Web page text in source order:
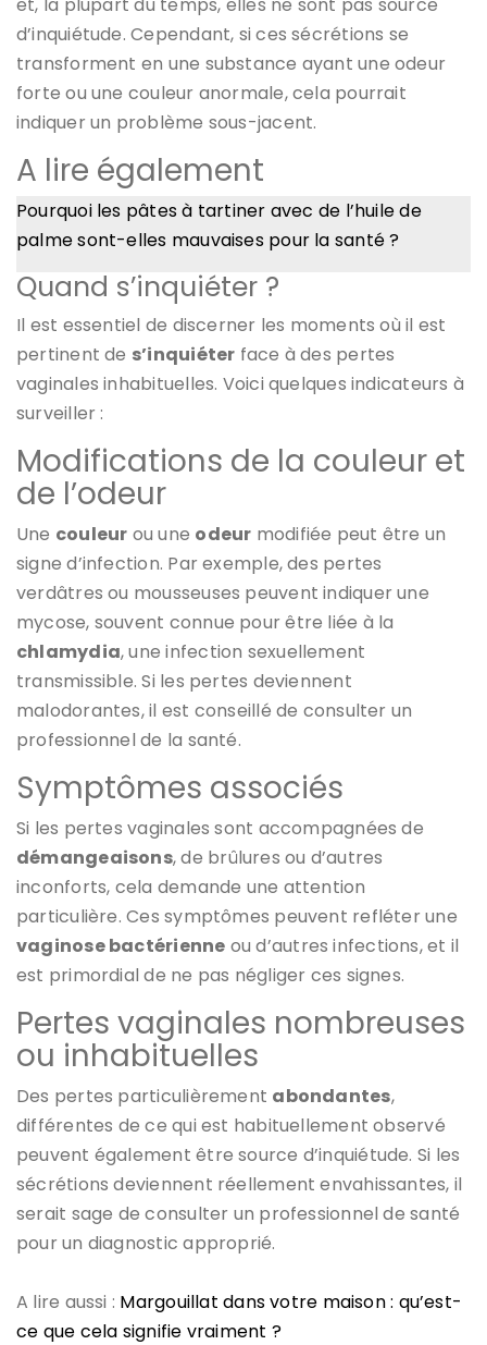
d’inquiétude. Cependant, si ces sécrétions se
transforment en une substance ayant une odeur
forte ou une couleur anormale, cela pourrait
indiquer un problème sous-jacent.
A lire également
Pourquoi les pâtes à tartiner avec de l’huile de
palme sont-elles mauvaises pour la santé ?
Quand s’inquiéter ?
Il est essentiel de discerner les moments où il est
pertinent de s’inquiéter face à des pertes
vaginales inhabituelles. Voici quelques indicateurs à
surveiller :
Modifications de la couleur et
de l’odeur
Une couleur ou une odeur modifiée peut être un
signe d’infection. Par exemple, des pertes
verdâtres ou mousseuses peuvent indiquer une
mycose, souvent connue pour être liée à la
chlamydia, une infection sexuellement
transmissible. Si les pertes deviennent
malodorantes, il est conseillé de consulter un
professionnel de la santé.
Symptômes associés
Si les pertes vaginales sont accompagnées de
démangeaisons, de brûlures ou d’autres
inconforts, cela demande une attention
particulière. Ces symptômes peuvent refléter une
vaginose bactérienne ou d’autres infections, et il
est primordial de ne pas négliger ces signes.
Pertes vaginales nombreuses
ou inhabituelles
Des pertes particulièrement abondantes,
différentes de ce qui est habituellement observé
peuvent également être source d’inquiétude. Si les
sécrétions deviennent réellement envahissantes, il
serait sage de consulter un professionnel de santé
pour un diagnostic approprié.
A lire aussi : Margouillat dans votre maison : qu’est-
ce que cela signifie vraiment ?